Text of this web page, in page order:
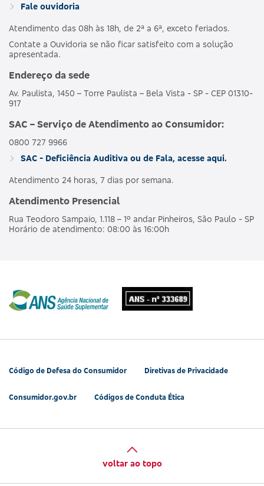
Fale ouvidoria
Atendimento das 08h às 18h, de 2ª a 6ª, exceto feriados.
Contate a Ouvidoria se não ficar satisfeito com a solução
apresentada.
Endereço da sede
Av. Paulista, 1450 – Torre Paulista – Bela Vista - SP - CEP 01310-
917
SAC – Serviço de Atendimento ao Consumidor:
0800 727 9966
SAC - Deficiência Auditiva ou de Fala, acesse aqui.
Atendimento 24 horas, 7 dias por semana.
Atendimento Presencial
Rua Teodoro Sampaio, 1.118 – 1º andar Pinheiros, São Paulo - SP
Horário de atendimento: 08:00 às 16:00h
Código de Defesa do Consumidor Diretivas de Privacidade
Consumidor.gov.br Códigos de Conduta Ética
voltar ao topo